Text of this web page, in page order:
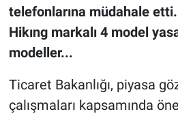
telefonlarına müdahale etti.
Hikıng markalı 4 model
modeller...
Ticaret Bakanlığı, piyasa
çalışmaları kapsamında